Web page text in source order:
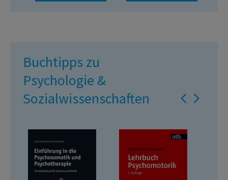
Buchtipps zu
Psychologie &
Sozialwissenschaften